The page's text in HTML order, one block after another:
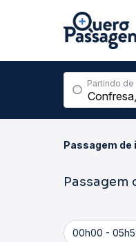
Partindo de
Passagem de
Passagem
00h00 -